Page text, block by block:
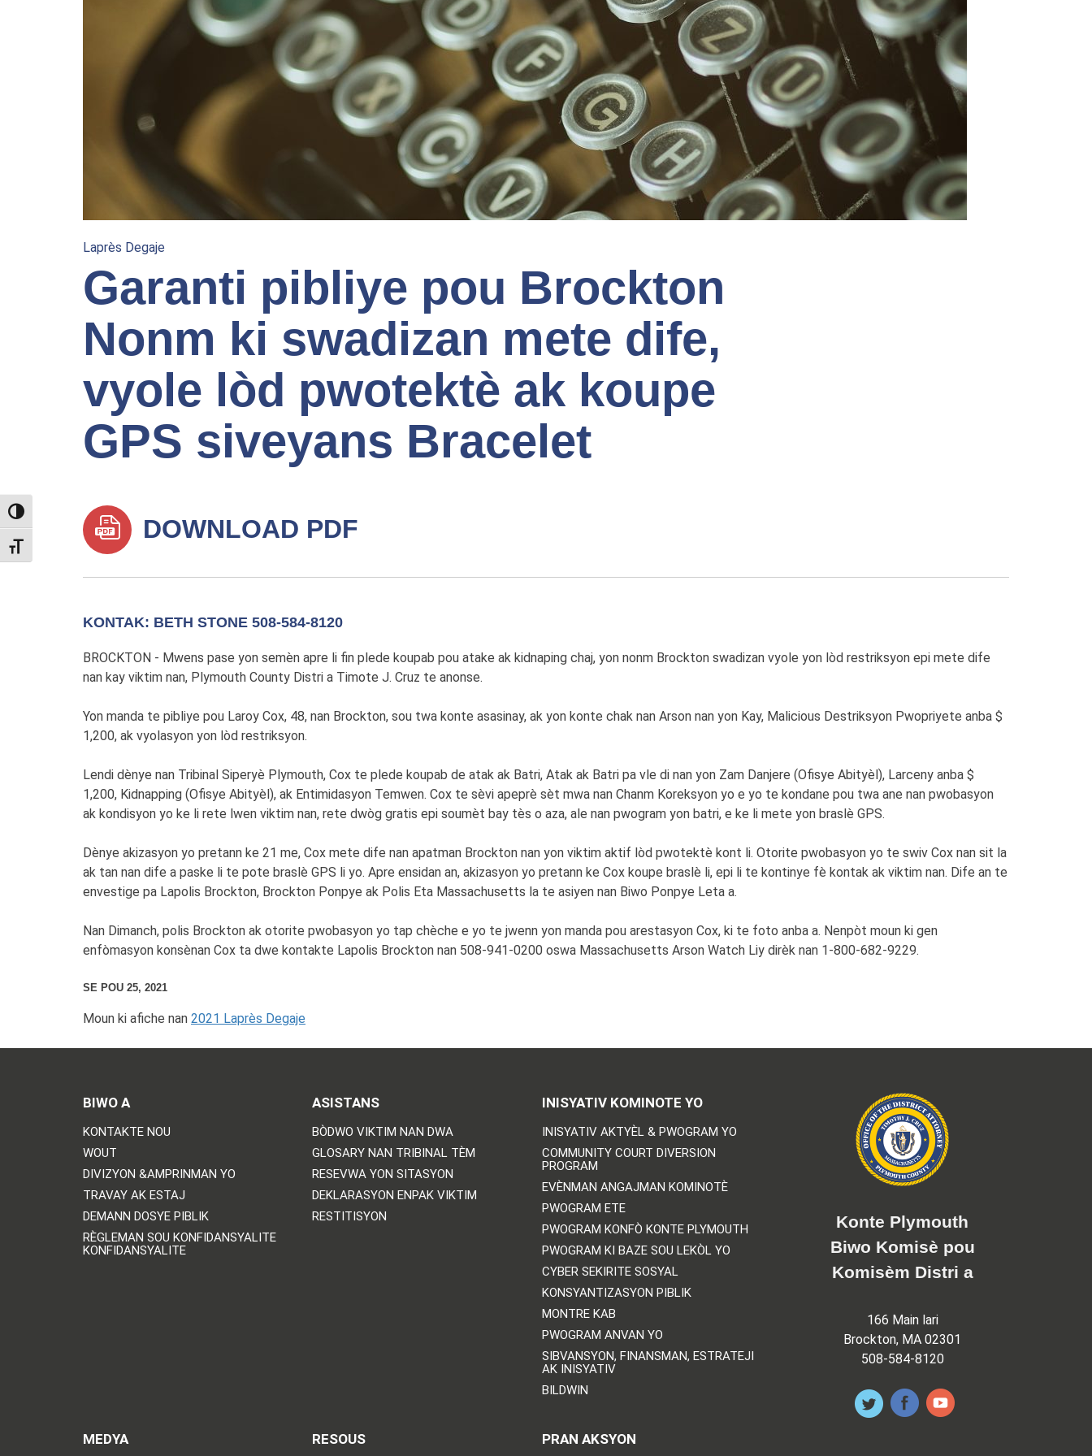
TOGGLE HIGH CONTRAST
TOGGLE FONT SIZE
Laprès Degaje
Garanti pibliye pou Brockton
Nonm ki swadizan mete dife,
vyole lòd pwotektè ak koupe
GPS siveyans Bracelet
DOWNLOAD PDF
KONTAK: BETH STONE 508-584-8120
BROCKTON - Mwens pase yon semèn apre li fin plede koupab pou atake ak kidnaping chaj, yon nonm Brockton swadizan vyole yon lòd restriksyon epi mete dife
nan kay viktim nan, Plymouth County Distri a Timote J. Cruz te anonse.
Yon manda te pibliye pou Laroy Cox, 48, nan Brockton, sou twa konte asasinay, ak yon konte chak nan Arson nan yon Kay, Malicious Destriksyon Pwopriyete anba $
1,200, ak vyolasyon yon lòd restriksyon.
Lendi dènye nan Tribinal Siperyè Plymouth, Cox te plede koupab de atak ak Batri, Atak ak Batri pa vle di nan yon Zam Danjere (Ofisye Abityèl), Larceny anba $
1,200, Kidnapping (Ofisye Abityèl), ak Entimidasyon Temwen. Cox te sèvi apeprè sèt mwa nan Chanm Koreksyon yo e yo te kondane pou twa ane nan pwobasyon
ak kondisyon yo ke li rete lwen viktim nan, rete dwòg gratis epi soumèt bay tès o aza, ale nan pwogram yon batri, e ke li mete yon braslè GPS.
Dènye akizasyon yo pretann ke 21 me, Cox mete dife nan apatman Brockton nan yon viktim aktif lòd pwotektè kont li. Otorite pwobasyon yo te swiv Cox nan sit la
ak tan nan dife a paske li te pote braslè GPS li yo. Apre ensidan an, akizasyon yo pretann ke Cox koupe braslè li, epi li te kontinye fè kontak ak viktim nan. Dife an te
envestige pa Lapolis Brockton, Brockton Ponpye ak Polis Eta Massachusetts la te asiyen nan Biwo Ponpye Leta a.
Nan Dimanch, polis Brockton ak otorite pwobasyon yo tap chèche e yo te jwenn yon manda pou arestasyon Cox, ki te foto anba a. Nenpòt moun ki gen
enfòmasyon konsènan Cox ta dwe kontakte Lapolis Brockton nan 508-941-0200 oswa Massachusetts Arson Watch Liy dirèk nan 1-800-682-9229.
SE POU 25, 2021
Moun ki afiche nan 2021 Laprès Degaje
BIWO A
KONTAKTE NOU
WOUT
DIVIZYON &AMPRINMAN YO
TRAVAY AK ESTAJ
DEMANN DOSYE PIBLIK
RÈGLEMAN SOU KONFIDANSYALITE
KONFIDANSYALITE
ASISTANS
BÒDWO VIKTIM NAN DWA
GLOSARY NAN TRIBINAL TÈM
RESEVWA YON SITASYON
DEKLARASYON ENPAK VIKTIM
RESTITISYON
INISYATIV KOMINOTE YO
INISYATIV AKTYÈL & PWOGRAM YO
COMMUNITY COURT DIVERSION
PROGRAM
EVÈNMAN ANGAJMAN KOMINOTÈ
PWOGRAM ETE
PWOGRAM KONFÒ KONTE PLYMOUTH
PWOGRAM KI BAZE SOU LEKÒL YO
CYBER SEKIRITE SOSYAL
KONSYANTIZASYON PIBLIK
MONTRE KAB
PWOGRAM ANVAN YO
SIBVANSYON, FINANSMAN, ESTRATEJI
AK INISYATIV
BILDWIN
MEDYA RESOUS PRAN AKSYON
Konte Plymouth
Biwo Komisè pou
Komisèm Distri a
166 Main lari
Brockton, MA 02301
508-584-8120